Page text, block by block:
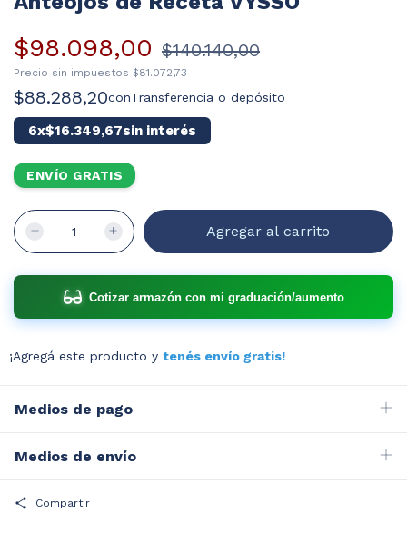
$98.098,00 $140.140,00
Precio sin impuestos $81.072,73
$88.288,20conTransferencia o depósito
6x$16.349,67sin interés
ENVÍO GRATIS
Cotizar armazón con mi graduación/aumento
¡Agregá este producto y tenés envío gratis!
Medios de pago
Medios de envío
Compartir